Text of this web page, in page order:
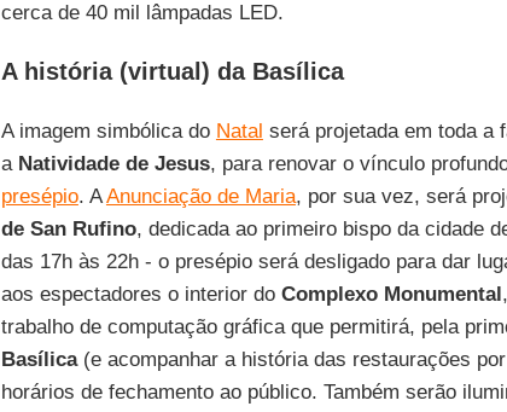
cerca de 40 mil lâmpadas LED.
A história (virtual) da Basílica
A imagem simbólica do Natal será projetada em toda a
a Natividade de Jesus, para renovar o vínculo
presépio. AAnunciação de Maria, por sua vez, será
de San Rufino, dedicada ao primeiro bispo da cidade
das 17h às 22h - o presépio será desligado para dar
aos espectadores o interior do Complexo Monumental
trabalho de computação gráfica que permitirá, pela
Basílica(e acompanhar a história das restaurações
horários de fechamento ao público. Também serão